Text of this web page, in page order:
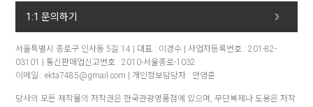
1:1 문의하기
서울특별시 종로구 인사동 5길 14 | 대표 : 이경수 | 사업자등록번호 : 201-82-
03101 | 통신판매업신고번호 : 2010-서울종로-1032
이메일 : ekta7485@gmail.com | 개인정보담당자 : 안영훈
당사의 모든 제작물의 저작권은 한국관광명품점에 있으며, 무단복제나 도용은 저작